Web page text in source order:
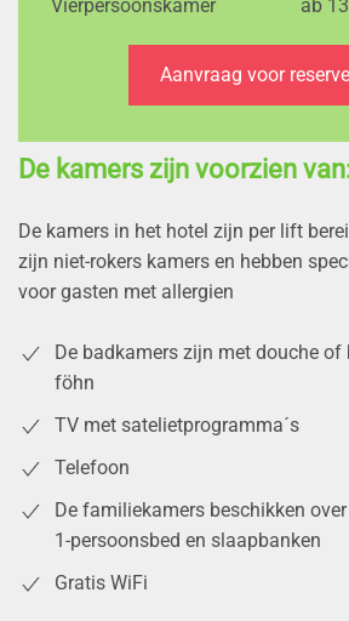
Vierpersoonskamer ab
Aanvraag voor
De kamers zijn voorzien
De kamers in het hotel zijn per lift
zijn niet-rokers kamers en hebben
voor gasten met allergien
De badkamers zijn met douche of
föhn
TV met satelietprogramma´s
Telefoon
De familiekamers beschikken
1-persoonsbed en slaapbanken
Gratis WiFi